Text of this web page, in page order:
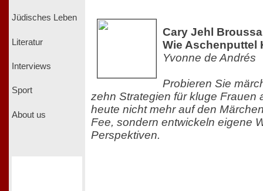
Jüdisches Leben
Literatur
Interviews
Sport
About us
Cary Jehl
Wie Aschenputtel
Yvonne de Andrés
Probieren Sie
zehn Strategien für kluge Frauen
heute nicht mehr auf den
Fee, sondern entwickeln eigene
Perspektiven.